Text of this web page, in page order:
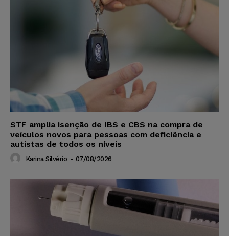
STF amplia isenção de IBS e CBS na compra de
veículos novos para pessoas com deficiência e
autistas de todos os níveis
Karina Silvério - 07/08/2026